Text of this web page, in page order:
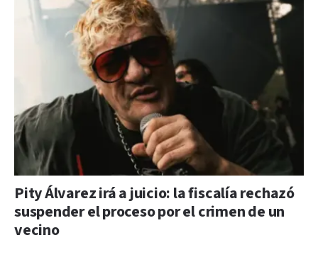
Pity Álvarez irá a juicio: la fiscalía rechazó
suspender el proceso por el crimen de un
vecino